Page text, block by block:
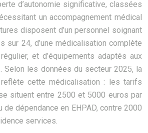
d’autonomie significative, classées
un accompagnement médical
disposent d’un personnel soignant
sur 24, d’une médicalisation complète
et d’équipements adaptés aux
Selon les données du secteur 2025, la
cette médicalisation : les tarifs
situent entre 2500 et 5000 euros par
dépendance en EHPAD, contre 2000
services.